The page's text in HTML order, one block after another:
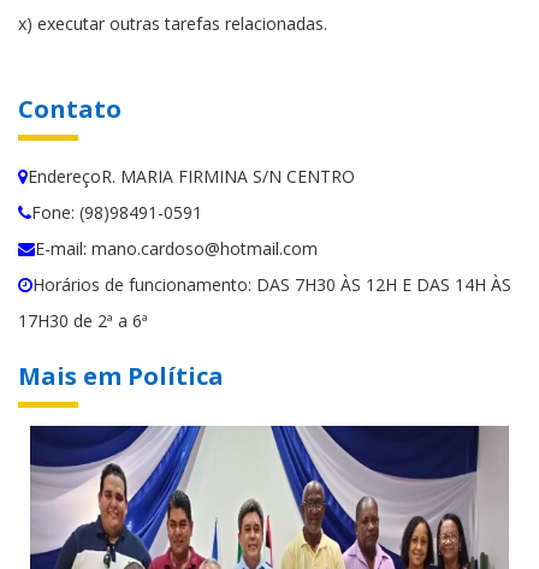
x) executar outras tarefas relacionadas.
Contato
EndereçoR. MARIA FIRMINA S/N CENTRO
Fone: (98)98491-0591
E-mail: mano.cardoso@hotmail.com
Horários de funcionamento: DAS 7H30 ÀS 12H E DAS 14H ÀS
17H30 de 2ª a 6ª
Mais em Política